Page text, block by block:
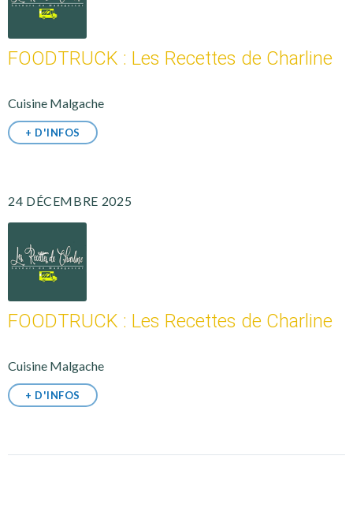
FOODTRUCK : Les Recettes de Charline
Cuisine Malgache
+ D'INFOS
24 DÉCEMBRE 2025
FOODTRUCK : Les Recettes de Charline
Cuisine Malgache
+ D'INFOS